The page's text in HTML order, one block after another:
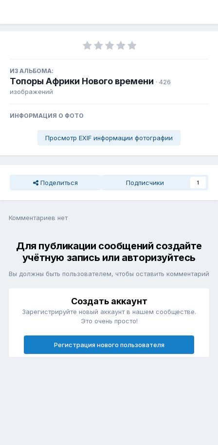
ИЗ АЛЬБОМА:
Топоры Африки Нового времени · 426
изображений
ИНФОРМАЦИЯ О ФОТО
Просмотр EXIF информации фотографии
Поделиться Подписчики 1
Комментариев нет
Для публикации сообщений создайте
учётную запись или авторизуйтесь
Вы должны быть пользователем, чтобы оставить комментарий
Создать аккаунт
Зарегистрируйте новый аккаунт в нашем сообществе.
Это очень просто!
Регистрация нового пользователя